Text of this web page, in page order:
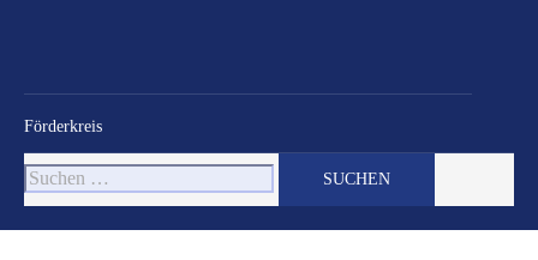
Förderkreis
Suchen
nach: